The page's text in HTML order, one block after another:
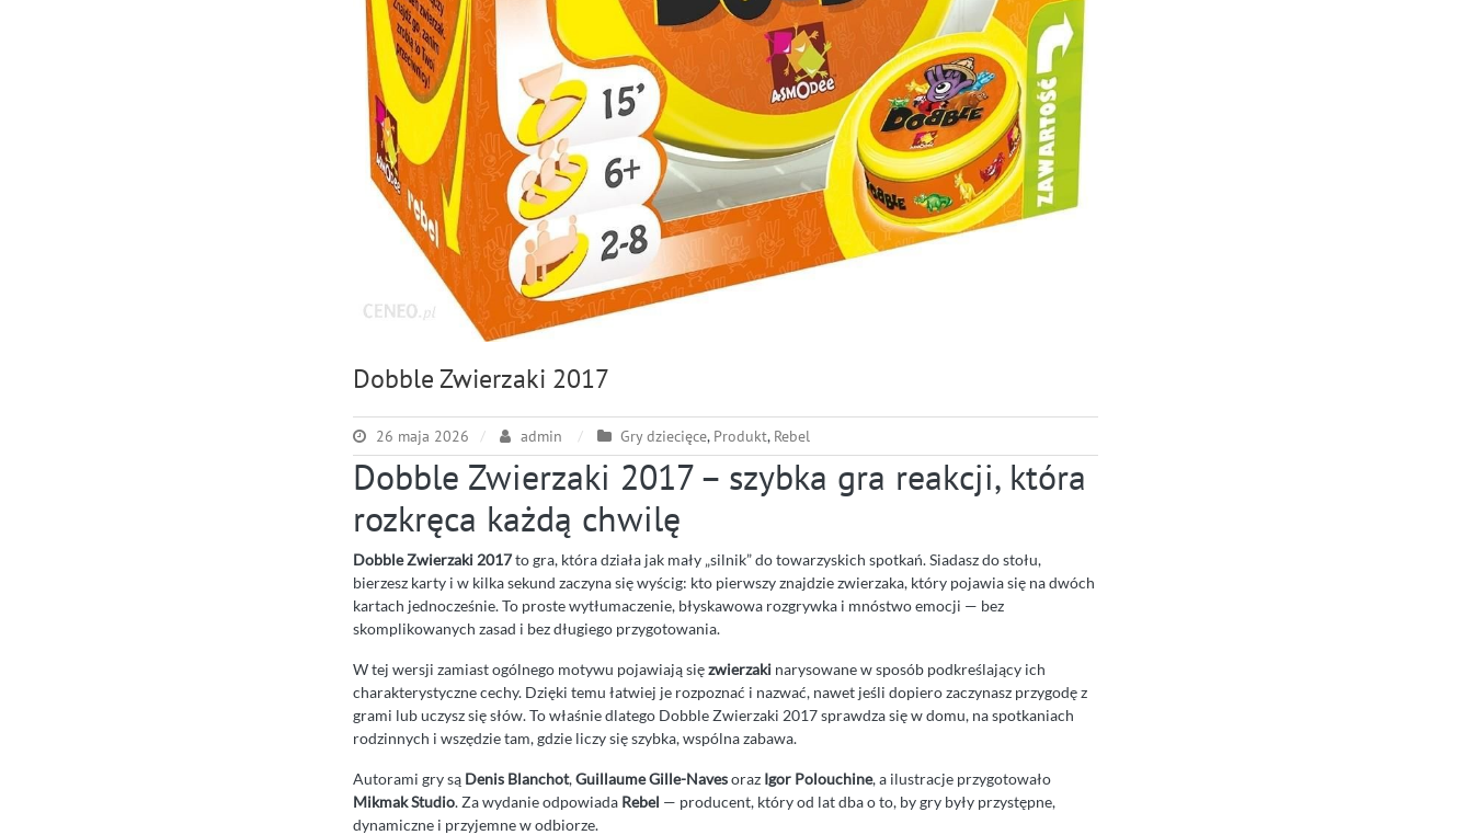
Dobble Zwierzaki 2017
26 maja 2026 admin Gry dziecięce, Produkt, Rebel
Dobble Zwierzaki 2017 – szybka gra reakcji, która
rozkręca każdą chwilę
Dobble Zwierzaki 2017to gra, która działa jak mały „silnik” do towarzyskich spotkań. Siadasz do stołu,
bierzesz karty i w kilka sekund zaczyna się wyścig: kto pierwszy znajdzie zwierzaka, który pojawia się na dwóch
kartach jednocześnie. To proste wytłumaczenie, błyskawowa rozgrywka i mnóstwo emocji — bez
skomplikowanych zasad i bez długiego przygotowania.
W tej wersji zamiast ogólnego motywu pojawiają sięzwierzaki narysowane w sposób podkreślający ich
charakterystyczne cechy. Dzięki temu łatwiej je rozpoznać i nazwać, nawet jeśli dopiero zaczynasz przygodę z
grami lub uczysz się słów. To właśnie dlatego Dobble Zwierzaki 2017 sprawdza się w domu, na spotkaniach
rodzinnych i wszędzie tam, gdzie liczy się szybka, wspólna zabawa.
Autorami gry są Denis Blanchot,Guillaume Gille-Navesoraz Igor Polouchine, a ilustracje przygotowało
Mikmak Studio. Za wydanie odpowiada Rebel — producent, który od lat dba o to, by gry były przystępne,
dynamiczne i przyjemne w odbiorze.